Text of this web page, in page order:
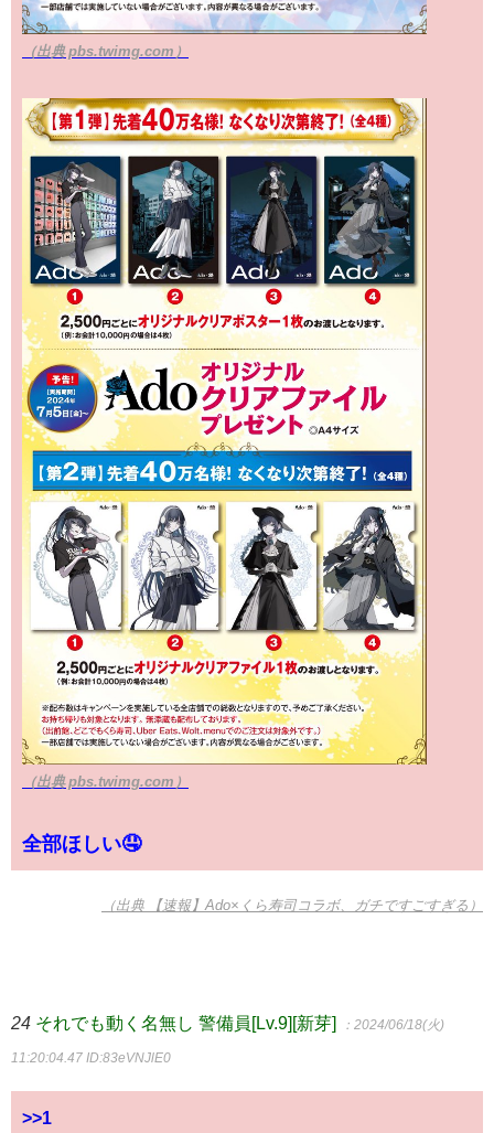
（出典 pbs.twimg.com）
（出典 pbs.twimg.com）
全部ほしい🤤
（出典 【速報】Ado×くら寿司コラボ、ガチですごすぎる）
24 それでも動く名無し 警備員[Lv.9][新芽] ：2024/06/18(火)
11:20:04.47 ID:83eVNJlE0
>>1